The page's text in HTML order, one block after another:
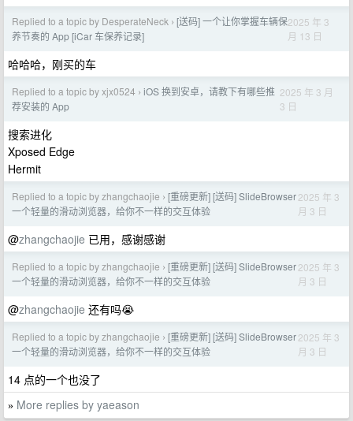
Replied to a topic by DesperateNeck › [送码] 一个让你掌握车辆保
养节奏的 App [iCar 车保养记录]
2025 年 3
月 13 日
哈哈哈，刚买的车
Replied to a topic by xjx0524 › iOS 换到安卓，请教下有哪些推
荐安装的 App
2025 年 3 月
3 日
搜索进化
Xposed Edge
Hermit
Replied to a topic by zhangchaojie › [重磅更新] [送码] SlideBrowser
一个轻量的滑动浏览器，给你不一样的交互体验
2025 年 3
月 3 日
@zhangchaojie 已用，感谢感谢
Replied to a topic by zhangchaojie › [重磅更新] [送码] SlideBrowser
一个轻量的滑动浏览器，给你不一样的交互体验
2025 年 3
月 3 日
@zhangchaojie 还有吗😭
Replied to a topic by zhangchaojie › [重磅更新] [送码] SlideBrowser
一个轻量的滑动浏览器，给你不一样的交互体验
2025 年 3
月 3 日
14 点的一个也没了
» More replies by yaeason